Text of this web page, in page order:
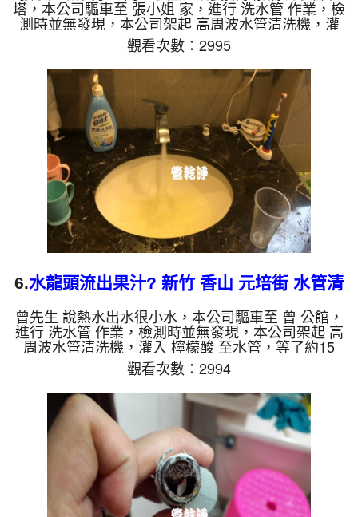
塔，本公司驅車至 張小姐 家，進行 洗水管 作業，檢
測時並無發現，本公司架起 高周波水管清洗機，灌
入 檸檬酸 至水管，等了約15分，開啟 水管清洗機 ，
啟動 螺旋波 模式，一洗水管就洗出髒水，顏色越洗
越誇張，看起來跟胡蘿蔔汁一樣，三個多小時後，水
管水塔清洗乾淨出水量也變大了。 如是自來水，如
水管老化，會產生鐵鏽跟泥沙堆積，洗出來的水就會
是咖啡色，地下水含有氧化錳，管壁上會結成黑色管
垢，洗出來的水會跟石油一樣黑，有些洗出綠色的
水，是因為裡面有銅的...
觀看次數：2995
6.水龍頭流出果汁? 新竹 香山 元培街 水管清
洗
曾先生 說熱水出水很小水，本公司驅車至 曾 公館，
進行 洗水管 作業，檢測時並無發現，本公司架起 高
周波水管清洗機，灌入 檸檬酸 至水管，等了約15
分，開啟 水管清洗機 ，啟動 螺旋波 模式，一洗水管
就洗出黃水，看起來跟果汁一樣，兩個多小時後，管
路洗乾淨出水量恢復了。 如是自來水，如水管老
化，會產生鐵鏽跟泥沙堆積，洗出來的水就會是咖啡
色，地下水含有氧化錳，管壁上會結成黑色管垢，洗
出來的水會跟石油一樣黑，有些洗出綠色的水，是因
為裡面有銅的物質，生鏽產生銅綠，如是藍色的水，
是因為水龍頭合金的養...
觀看次數：2994